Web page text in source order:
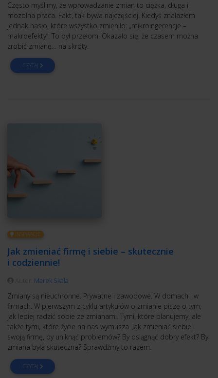
Często myślimy, że wprowadzanie zmian to ciężka, długa i
mozolna praca. Fakt, tak bywa najczęściej. Kiedyś znalazłem
jednak hasło, które wszystko zmieniło: „mikroingerencje –
makroefekty”. To był przełom. Okazało się, że czasem można
zrobić zmianę… na skróty.
CZYTAJ
INSPIRACJE
Jak zmieniać firmę i siebie – skutecznie
i codziennie!
Marek Skała
Zmiany są nieuchronne. Prywatne i zawodowe. W domach i w
firmach. W pierwszym z cyklu artykułów o zmianie piszę o tym,
jak lepiej radzić sobie ze zmianami. Tymi, które planujemy, ale
także tymi, które życie na nas wymusza. Jak zmieniać siebie i
swoją firmę, by uniknąć problemów? By osiągnąć dobry efekt? By
zmiana była skuteczna? Sprawdźmy to razem.
CZYTAJ